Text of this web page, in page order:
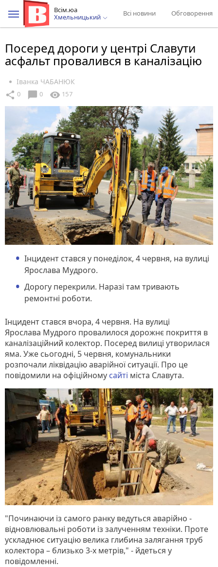
Всім.юа
Хмельницький
Всі новини Обговорення
Посеред дороги у центрі Славути
асфальт провалився в каналізацію
Іванка ЧАБАНЮК
share 0 chat_bubble 0 visibility 157
Інцидент стався у понеділок, 4 червня, на вулиці
Ярослава Мудрого.
Дорогу перекрили. Наразі там тривають
ремонтні роботи.
Інцидент стався вчора, 4 червня. На вулиці
Ярослава Мудрого провалилося дорожнє покриття в
каналізаційний колектор. Посеред вилиці утворилася
яма. Уже сьогодні, 5 червня, комунальники
розпочали ліквідацію аварійної ситуації. Про це
повідомили на офіційному сайті міста Славута.
"Починаючи із самого ранку ведуться аварійно -
відновлювальні роботи із залученням техніки. Проте
ускладнює ситуацію велика глибина залягання труб
колектора – близько 3-х метрів," - йдеться у
повідомленні.